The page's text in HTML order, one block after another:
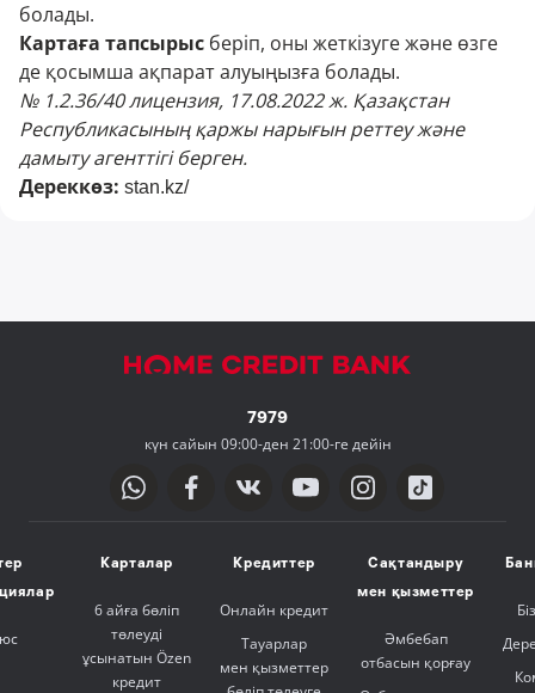
болады.
Картаға тапсырыс беріп, оны жеткізуге және өзге
де қосымша ақпарат алуыңызға болады.
№ 1.2.36/40 лицензия, 17.08.2022 ж. Қазақстан
Республикасының қаржы нарығын реттеу және
дамыту агенттігі берген.
Дереккөз: stan.kz/
7979
күн сайын 09:00-ден 21:00-ге дейін
Карталар
6 айға бөліп
төлеуді
ұсынатын Özen
кредит
Кредиттер
Онлайн кредит
Тауарлар
мен қызметтер
Сақтандыру
мен қызметтер
Әмбебап
отбасын қорғау